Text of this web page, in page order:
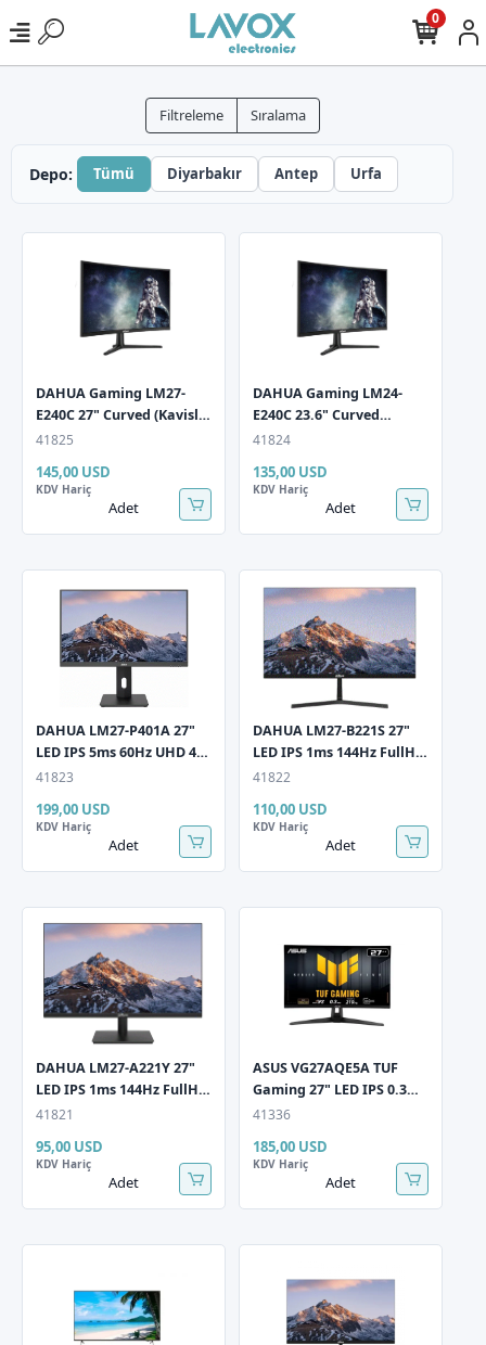
0
Filtreleme Sıralama
Depo: Tümü Diyarbakır Antep Urfa
DAHUA Gaming LM27-
E240C 27" Curved (Kavisli)
1ms 240Hz FullHD
Monitör
41825
145,00 USD
KDV Hariç
Adet
DAHUA Gaming LM24-
E240C 23.6" Curved
(Kavisli) 1ms 240Hz FullHD
Monitör
41824
135,00 USD
KDV Hariç
Adet
DAHUA LM27-P401A 27"
LED IPS 5ms 60Hz UHD 4K
3840x2160 HDMI DP Siyah
41823
199,00 USD
KDV Hariç
Adet
DAHUA LM27-B221S 27"
LED IPS 1ms 144Hz FullHD
1920x1080 HDMI DP Siyah
41822
110,00 USD
KDV Hariç
Adet
DAHUA LM27-A221Y 27"
LED IPS 1ms 144Hz FullHD
1920x1080 HDMI VGA
41821
95,00 USD
KDV Hariç
Adet
ASUS VG27AQE5A TUF
Gaming 27" LED IPS 0.3ms
165Hz 2560x1440 QHD 2x
(Vesa) AdaptiveSync Siyah
41336
185,00 USD
KDV Hariç
Adet